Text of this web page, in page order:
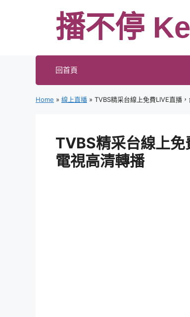
播不停
回首頁
Home » 線上直播 » TVBS精采台線上免費LIVE直播
TVBS精采台線上
電視高清轉播